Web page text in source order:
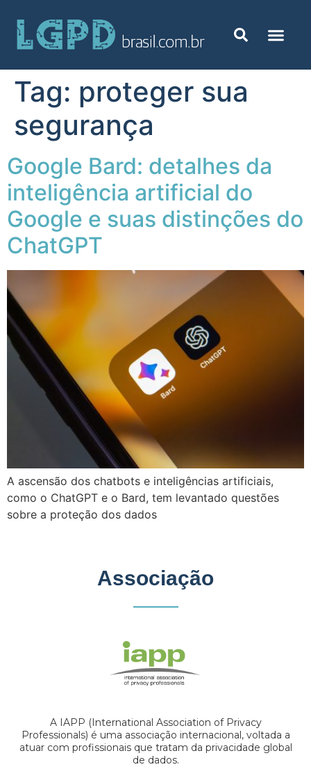
Tag: proteger sua
segurança
Google Bard: detalhes da
inteligência artificial do
Google e suas distinções do
ChatGPT
A ascensão dos chatbots e inteligências artificiais,
como o ChatGPT e o Bard, tem levantado questões
sobre a proteção dos dados
Associação
A IAPP (International Association of Privacy
Professionals) é uma associação internacional, voltada a
atuar com profissionais que tratam da privacidade global
de dados.